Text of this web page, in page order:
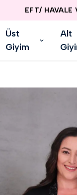
EFT/ HAVALE
Üst
Giyim
Alt